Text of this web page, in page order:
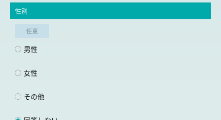
性別
任意
男性
女性
その他